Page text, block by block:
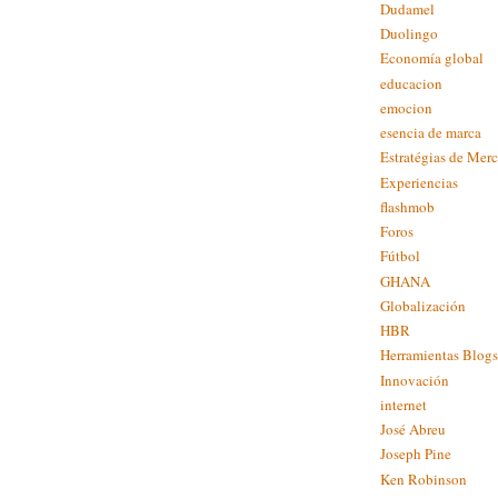
Dudamel
Duolingo
Economía global
educacion
emocion
esencia de marca
Estratégias de
Experiencias
flashmob
Foros
Fútbol
GHANA
Globalización
HBR
Herramientas Blogs
Innovación
internet
José Abreu
Joseph Pine
Ken Robinson